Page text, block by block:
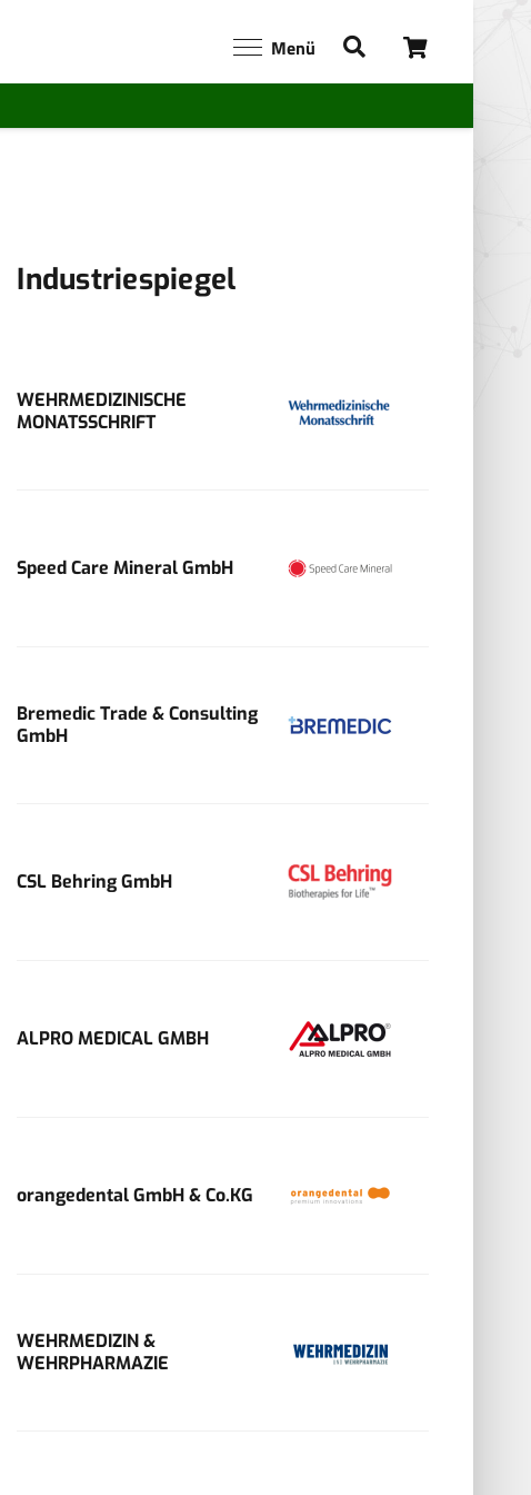
Menü
Industriespiegel
WEHRMEDIZINISCHE
MONATSSCHRIFT
Speed Care Mineral GmbH
Bremedic Trade & Consulting
GmbH
CSL Behring GmbH
ALPRO MEDICAL GMBH
orangedental GmbH & Co.KG
WEHRMEDIZIN &
WEHRPHARMAZIE